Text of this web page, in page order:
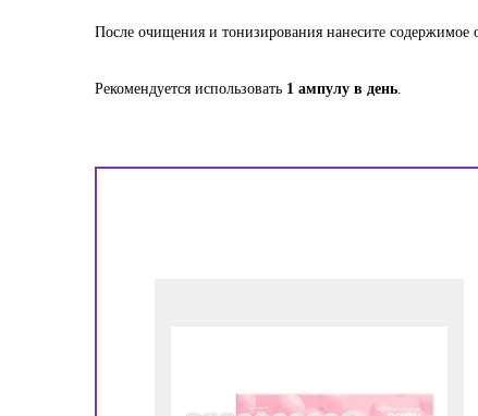
После очищения и тонизирования нанесите
Рекомендуется использовать 1 ампулу в день.